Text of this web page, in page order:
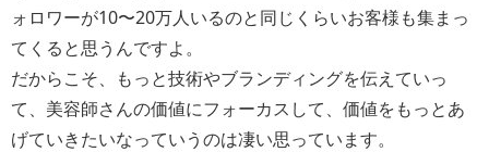
ォロワーが10〜20万人いるのと同じくらいお客様も集まっ
てくると思うんですよ。
だからこそ、もっと技術やブランディングを伝えていっ
て、美容師さんの価値にフォーカスして、価値をもっとあ
げていきたいなっていうのは凄い思っています。